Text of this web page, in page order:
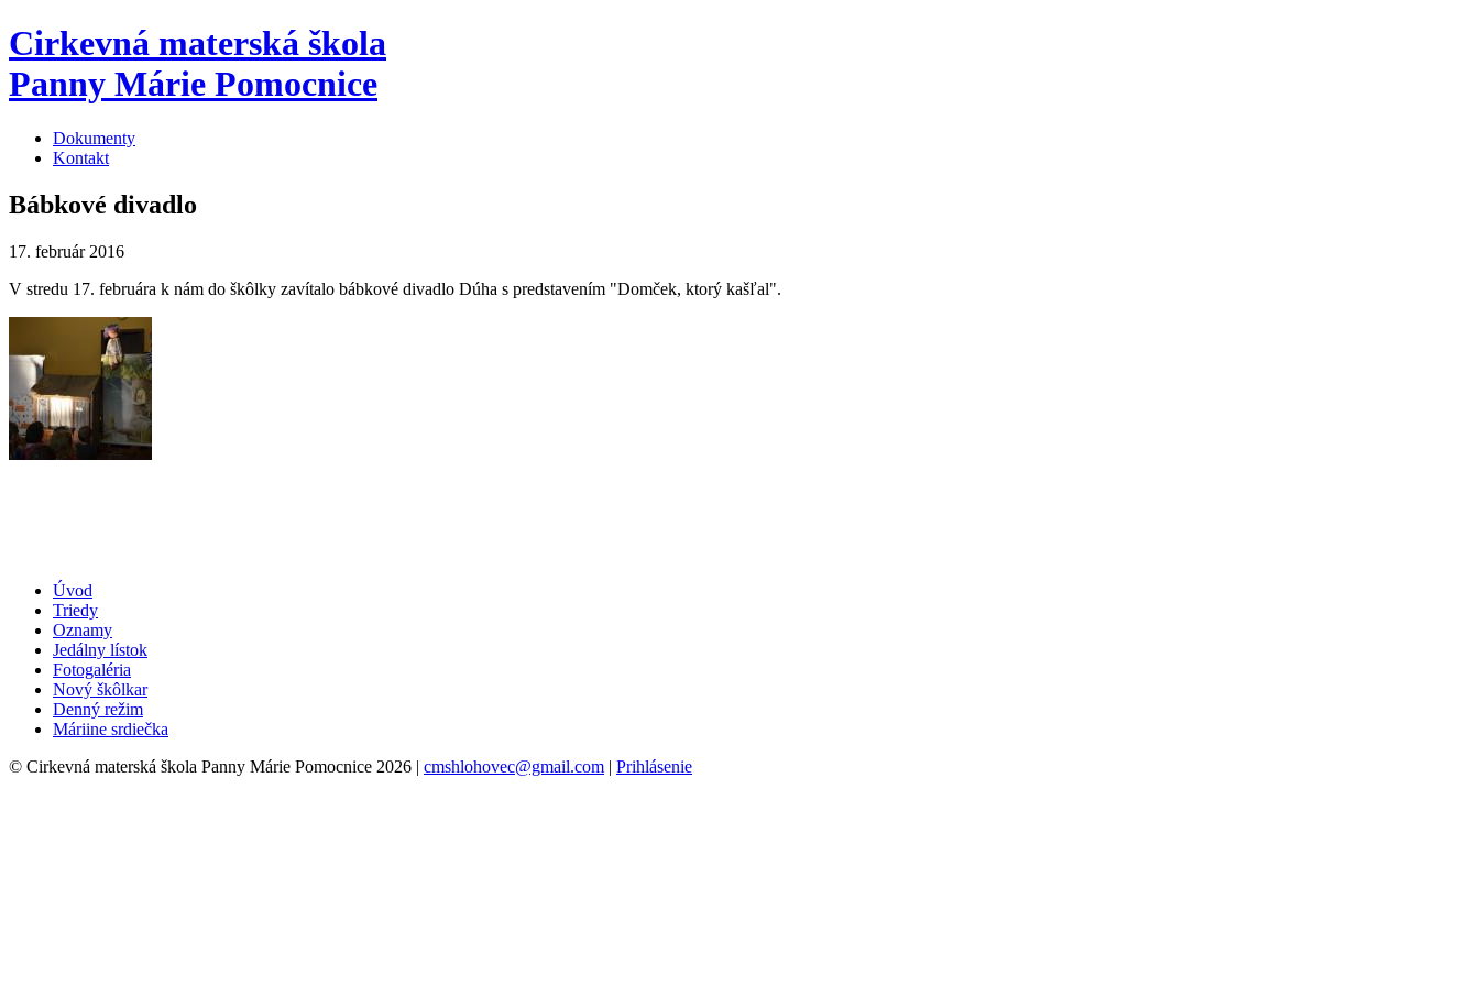
Cirkevná materská škola
Panny Márie Pomocnice
Dokumenty
Kontakt
Bábkové divadlo
17. február 2016
V stredu 17. februára k nám do škôlky zavítalo bábkové divadlo Dúha s predstavením "Domček, ktorý kašľal".
Úvod
Triedy
Oznamy
Jedálny lístok
Fotogaléria
Nový škôlkar
Denný režim
Máriine srdiečka
© Cirkevná materská škola Panny Márie Pomocnice 2026 | cmshlohovec@gmail.com | Prihlásenie